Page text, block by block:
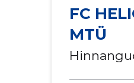
FC
MTÜ